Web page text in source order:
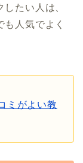
たい人は、
人気でよく
ミがよい教